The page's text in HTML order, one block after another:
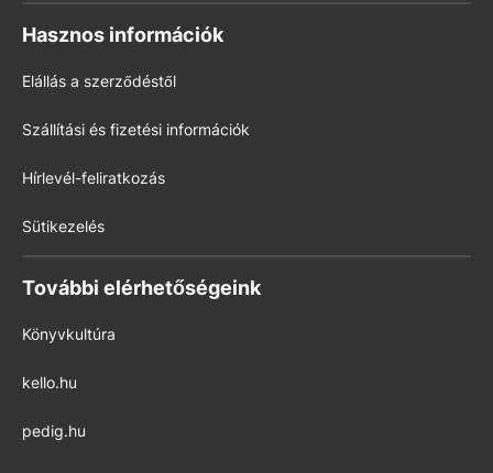
Hasznos információk
Elállás a szerződéstől
Szállítási és fizetési információk
Hírlevél-feliratkozás
Sütikezelés
További elérhetőségeink
Könyvkultúra
kello.hu
pedig.hu